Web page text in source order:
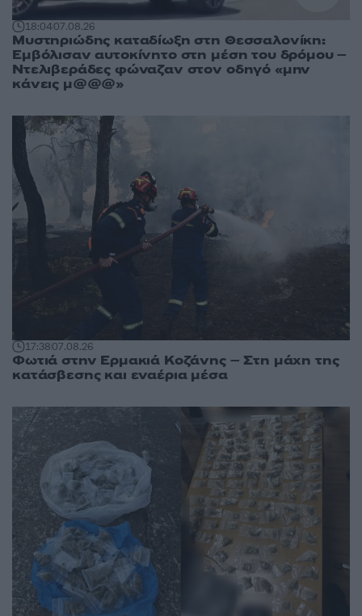
18:0407.08.26
Μυστηριώδης καταδίωξη στη Θεσσαλονίκη:
Εμβόλισαν αυτοκίνητο στη μέση του δρόμου –
Ντελιβεράδες φώναζαν στον οδηγό «μην
κάνεις μ@@@»
17:3807.08.26
Φωτιά στην Ερμακιά Κοζάνης – Στη μάχη της
κατάσβεσης και εναέρια μέσα